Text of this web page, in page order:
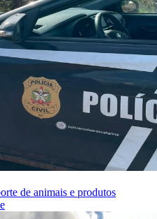
de animais e produtos